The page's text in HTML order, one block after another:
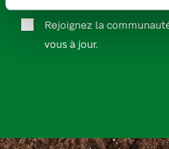
Accept
contacting
Rejoignez la
vous à jour.